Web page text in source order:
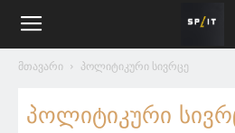
მთავარი პოლიტიკური სივრცე
პოლიტიკური